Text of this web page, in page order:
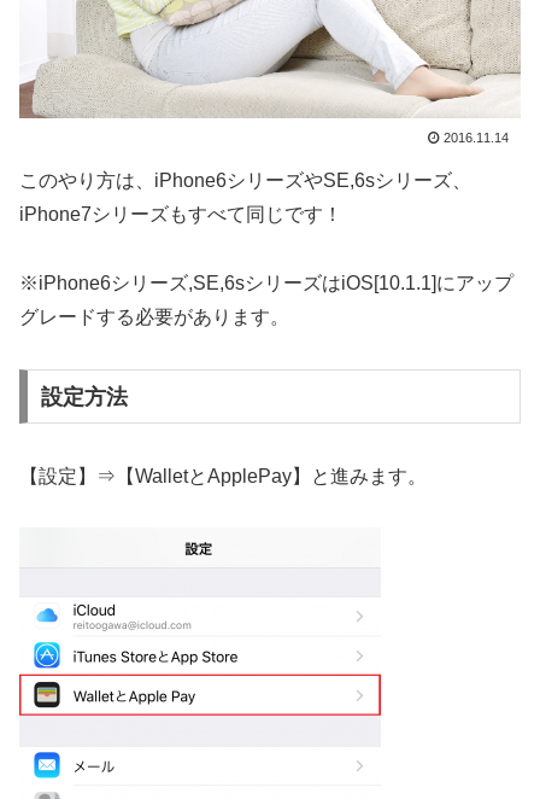
2016.11.14
このやり方は、iPhone6シリーズやSE,6sシリーズ、
iPhone7シリーズもすべて同じです！
※iPhone6シリーズ,SE,6sシリーズはiOS[10.1.1]にアップ
グレードする必要があります。
設定方法
【設定】⇒【WalletとApplePay】と進みます。